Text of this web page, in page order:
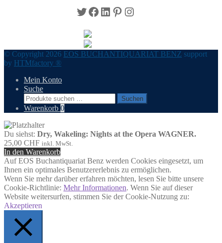
Twitter
Facebook
LinkedIn
Pinterest
Instagram
© Copyright 2026 EOS BUCHANTIQUARIAT BENZ support
by HTMfactory ®
Mein Konto
Suche
Suchen
nach:
Suchen
Warenkorb 0
Du siehst: Dry, Wakeling: Nights at the Opera WAGNER.
25,00 CHF inkl. MwSt.
In den Warenkorb
Auf EOS Buchantiquariat Benz werden Cookies eingesetzt, um
Ihnen ein optimales Benutzererlebnis zu ermöglichen.
Wenn Sie mehr darüber erfahren möchten, lesen Sie bitte unsere
Cookie-Richtlinie: Mehr Informationen. Wenn Sie auf dieser
Website weitersurfen, stimmen Sie der Cookie-Nutzung zu:
Akzeptieren